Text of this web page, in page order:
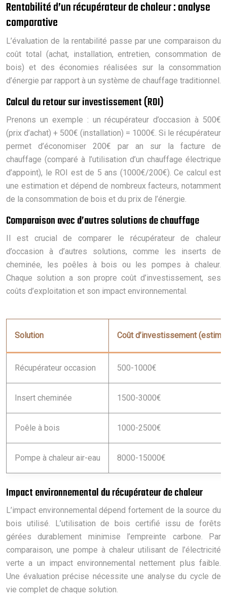
Rentabilité d’un récupérateur de chaleur : analyse
comparative
L’évaluation de la rentabilité passe par une comparaison du
coût total (achat, installation, entretien, consommation de
bois) et des économies réalisées sur la consommation
d’énergie par rapport à un système de chauffage traditionnel.
Calcul du retour sur investissement (ROI)
Prenons un exemple : un récupérateur d’occasion à 500€
(prix d’achat) + 500€ (installation) = 1000€. Si le récupérateur
permet d’économiser 200€ par an sur la facture de
chauffage (comparé à l’utilisation d’un chauffage électrique
d’appoint), le ROI est de 5 ans (1000€/200€). Ce calcul est
une estimation et dépend de nombreux facteurs, notamment
de la consommation de bois et du prix de l’énergie.
Comparaison avec d’autres solutions de chauffage
Il est crucial de comparer le récupérateur de chaleur
d’occasion à d’autres solutions, comme les inserts de
cheminée, les poêles à bois ou les pompes à chaleur.
Chaque solution a son propre coût d’investissement, ses
coûts d’exploitation et son impact environnemental.
Solution Coût d’investissement
Récupérateur occasion 500-1000€
Insert cheminée 1500-3000€
Poêle à bois 1000-2500€
Pompe à chaleur air-eau 8000-15000€
Impact environnemental du récupérateur de chaleur
L’impact environnemental dépend fortement de la source du
bois utilisé. L’utilisation de bois certifié issu de forêts
gérées durablement minimise l’empreinte carbone. Par
comparaison, une pompe à chaleur utilisant de l’électricité
verte a un impact environnemental nettement plus faible.
Une évaluation précise nécessite une analyse du cycle de
vie complet de chaque solution.